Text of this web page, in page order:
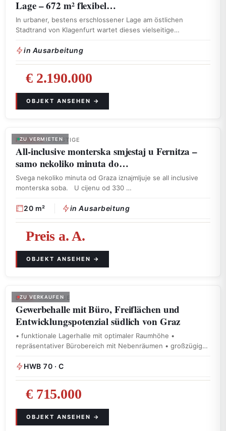
Lage – 672 m² flexibel…
In urbaner, bestens erschlossener Lage am östlichen
Stadtrand von Klagenfurt wartet dieses vielseitige
in Ausarbeitung
€ 2.190.000
ZU VERMIETEN
FERNITZ· SONSTIGE
All-inclusive monterska smjestaj u Fernitza –
samo nekoliko minuta do…
Svega nekoliko minuta od Graza iznajmljuje se all inclusive
monterska soba. U cijenu od 330 …
20 m² in Ausarbeitung
Preis a. A.
ZU VERKAUFEN
DOBL· SONSTIGE
Gewerbehalle mit Büro, Freiflächen und
Entwicklungspotenzial südlich von Graz
• funktionale Lagerhalle mit optimaler Raumhöhe •
repräsentativer Bürobereich mit Nebenräumen • großzügige
HWB 70 · C
€ 715.000